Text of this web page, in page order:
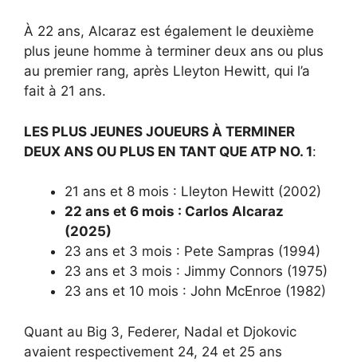
À 22 ans, Alcaraz est également le deuxième
plus jeune homme à terminer deux ans ou plus
au premier rang, après Lleyton Hewitt, qui l’a
fait à 21 ans.
LES PLUS JEUNES JOUEURS À TERMINER
DEUX ANS OU PLUS EN TANT QUE ATP NO. 1:
21 ans et 8 mois : Lleyton Hewitt (2002)
22 ans et 6 mois : Carlos Alcaraz
(2025)
23 ans et 3 mois : Pete Sampras (1994)
23 ans et 3 mois : Jimmy Connors (1975)
23 ans et 10 mois : John McEnroe (1982)
Quant au Big 3, Federer, Nadal et Djokovic
avaient respectivement 24, 24 et 25 ans